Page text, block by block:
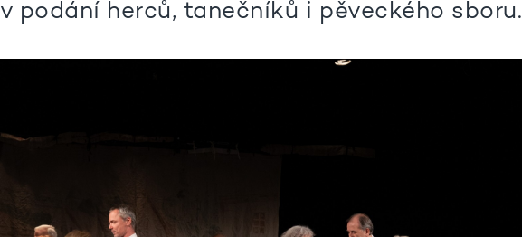
v podání herců, tanečníků i pěveckého sboru.